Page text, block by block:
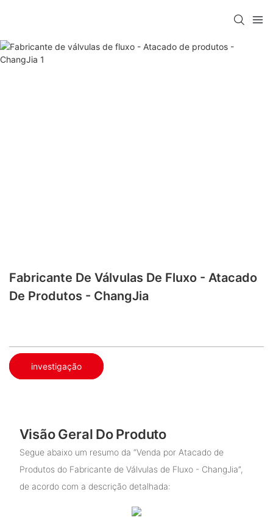
Fabricante De Válvulas De Fluxo - Atacado
De Produtos - ChangJia
investigação
Visão Geral Do Produto
Segue abaixo um resumo da “Venda por Atacado de
Produtos do Fabricante de Válvulas de Fluxo - ChangJia”,
de acordo com a descrição detalhada: